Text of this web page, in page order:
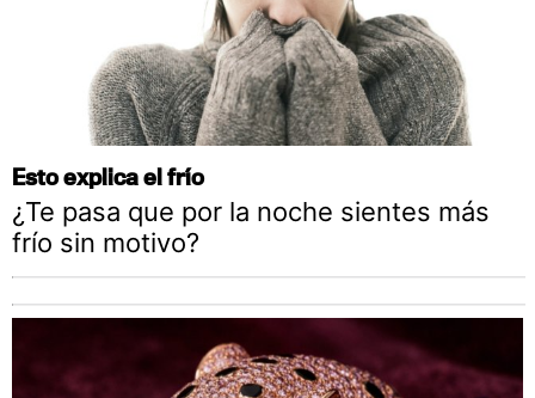
Esto explica el frío
¿Te pasa que por la noche sientes más
frío sin motivo?